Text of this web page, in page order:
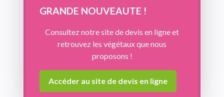
GRANDE NOUVEAUTE !
Consultez notre site de devis en ligne et
retrouvez les végétaux que nous
proposons !
Accéder au site de devis en ligne
Panneau de gestion des cookies